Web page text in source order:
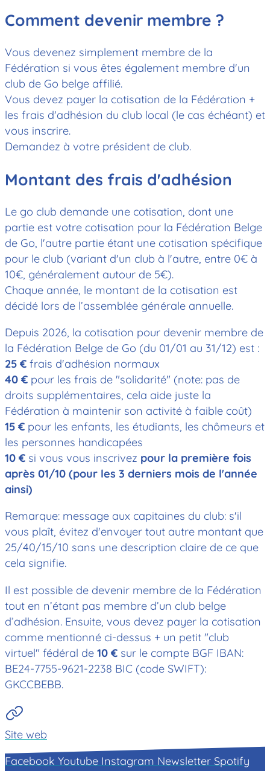
Comment devenir membre ?
Vous devenez simplement membre de la
Fédération si vous êtes également membre d'un
club de Go belge affilié.
Vous devez payer la cotisation de la Fédération +
les frais d'adhésion du club local (le cas échéant) et
vous inscrire.
Demandez à votre président de club.
Montant des frais d'adhésion
Le go club demande une cotisation, dont une
partie est votre cotisation pour la Fédération Belge
de Go, l'autre partie étant une cotisation spécifique
pour le club (variant d'un club à l'autre, entre 0€ à
10€, généralement autour de 5€).
Chaque année, le montant de la cotisation est
décidé lors de l’assemblée générale annuelle.
Depuis 2026, la cotisation pour devenir membre de
la Fédération Belge de Go (du 01/01 au 31/12) est :
25 € frais d'adhésion normaux
40 € pour les frais de "solidarité" (note: pas de
droits supplémentaires, cela aide juste la
Fédération à maintenir son activité à faible coût)
15 € pour les enfants, les étudiants, les chômeurs et
les personnes handicapées
10 € si vous vous inscrivez pour la première fois
après 01/10 (pour les 3 derniers mois de l'année
ainsi)
Remarque: message aux capitaines du club: s'il
vous plaît, évitez d'envoyer tout autre montant que
25/40/15/10 sans une description claire de ce que
cela signifie.
Il est possible de devenir membre de la Fédération
tout en n’étant pas membre d’un club belge
d’adhésion. Ensuite, vous devez payer la cotisation
comme mentionné ci-dessus + un petit "club
virtuel" fédéral de 10 € sur le compte BGF IBAN:
BE24-7755-9621-2238 BIC (code SWIFT):
GKCCBEBB.
Site web
Facebook Youtube Instagram Newsletter Spotify